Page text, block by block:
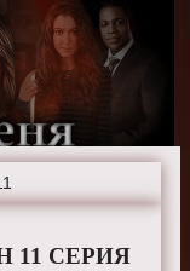
11 СЕРИЯ